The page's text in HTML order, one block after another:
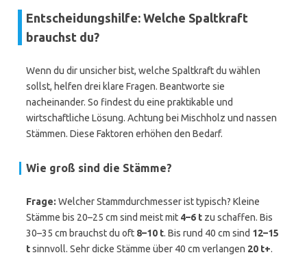
Entscheidungshilfe: Welche Spaltkraft
brauchst du?
Wenn du dir unsicher bist, welche Spaltkraft du wählen
sollst, helfen drei klare Fragen. Beantworte sie
nacheinander. So findest du eine praktikable und
wirtschaftliche Lösung. Achtung bei Mischholz und nassen
Stämmen. Diese Faktoren erhöhen den Bedarf.
Wie groß sind die Stämme?
Frage: Welcher Stammdurchmesser ist typisch? Kleine
Stämme bis 20–25 cm sind meist mit 4–6 t zu schaffen. Bis
30–35 cm brauchst du oft 8–10 t. Bis rund 40 cm sind 12–15
tsinnvoll. Sehr dicke Stämme über 40 cm verlangen 20 t+.